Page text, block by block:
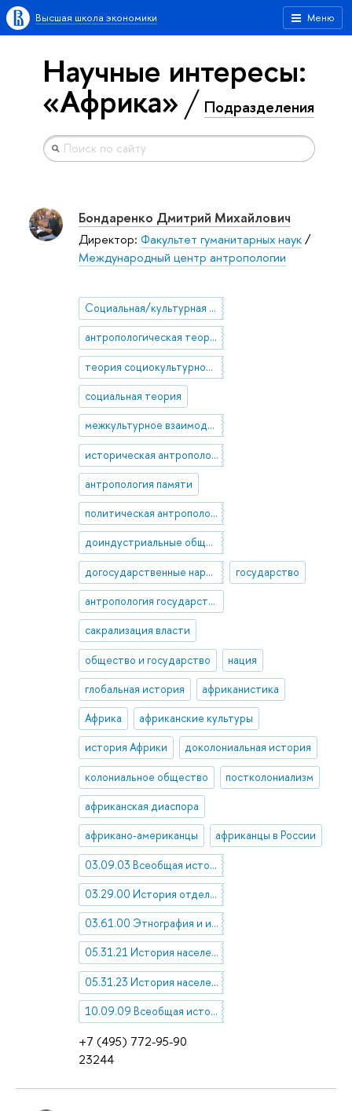
Меню
Высшая школа экономики
Научные интересы:
«Африка» Подразделения
+7 (495) 772-95-90
23244
Бондаренко Дмитрий Михайлович
Директор: Факультет гуманитарных наук/
Международный центр антропологии
Социальная/культурная антропология
антропологическая теория
теория социокультурной эволюции
социальная теория
межкультурное взаимодействие
историческая антропология
антропология памяти
политическая антропология
доиндустриальные общества
догосударственные народы государство
антропология государства
сакрализация власти
общество и государство нация
глобальная история африканистика
Африка африканские культуры
история Африки доколониальная история
колониальное общество постколониализм
африканская диаспора
африкано-американцы африканцы в России
03.09.03 Всеобщая история в целом
03.29.00 История отдельных процессов, сторон и явлений человеческой деятельности
03.61.00 Этнография и историческая антропология
05.31.21 История населения стран Африки
05.31.23 История населения стран Америки
10.09.09 Всеобщая история государства и права